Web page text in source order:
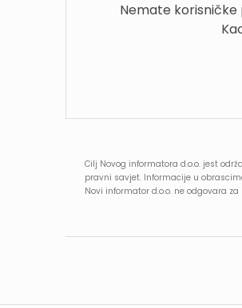
Nemate
Cilj Novog informatora d.o.o. jest
pravni savjet. Informacije u
Novi informator d.o.o. ne odgovara